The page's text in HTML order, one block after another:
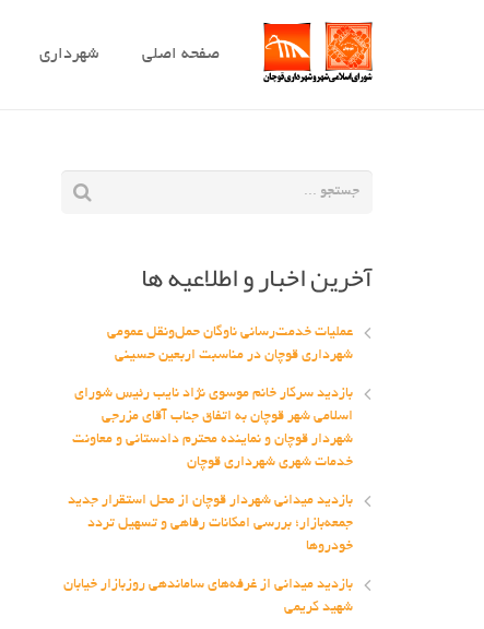
صفحه اصلی شهرداری
آخرین اخبار و اطلاعیه ها
عملیات خدمت‌رسانی ناوگان حمل‌ونقل عمومی
شهرداری قوچان در مناسبت اربعین حسینی
بازدید سرکار خانم موسوی نژاد نایب رئیس شورای
اسلامی شهر قوچان به اتفاق جناب آقای مزرجی
شهردار قوچان و نماینده محترم دادستانی و معاونت
خدمات شهری شهرداری قوچان
بازدید میدانی شهردار قوچان از محل استقرار جدید
جمعه‌بازار؛ بررسی امکانات رفاهی و تسهیل تردد
خودروها
بازدید میدانی از غرفه‌های ساماندهی روزبازار خیابان
شهید کریمی